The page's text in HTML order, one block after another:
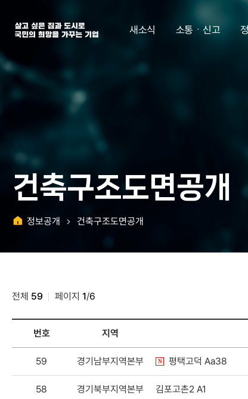
살고 싶은 집과 도시로 국민의 희망을 가꾸는 기업 | 한국토지주택공사새소식 소통ㆍ신고
건축구조도면공개
정보공개 건축구조도면공개
전체 59 페이지 1/6
건축구조도면공개
목록
번호 지역
59 경기남부지역본부
새
글
평택고덕 Aa38
58 경기북부지역본부 김포고촌2 A1